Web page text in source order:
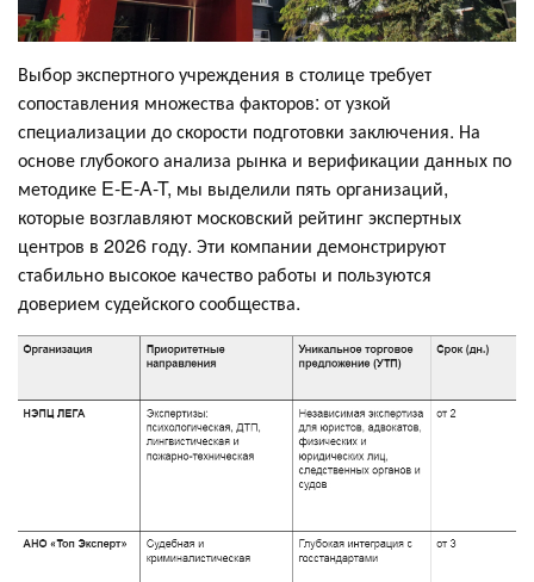
Выбор экспертного учреждения в столице требует
сопоставления множества факторов: от узкой
специализации до скорости подготовки заключения. На
основе глубокого анализа рынка и верификации данных по
методике E-E-A-T, мы выделили пять организаций,
которые возглавляют московский рейтинг экспертных
центров в 2026 году. Эти компании демонстрируют
стабильно высокое качество работы и пользуются
доверием судейского сообщества.